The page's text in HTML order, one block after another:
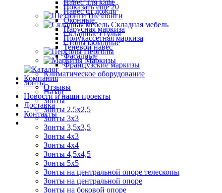
Показать ещё 20
Шезлонги
Складная мебель
Складные стулья
Столы складные
Перголы
Маркизы
Компания
Отзывы
Новости и наши проекты
Доставка
Контакты
Навес для кафе
Навес от дождя
Оконные
Парусная маркиза
Полукассетная маркиза
Теневой навес
Фасадные
Французские маркизы
Климатическое оборудование
Зонты
Назад
Зонты
Зонты 2,5х2,5
Зонты 3х3
Зонты 3,5х3,5
Зонты 4х3
Зонты 4х4
Зонты 4,5х4,5
Зонты 5х5
Зонты на центральной опоре телескопы
Зонты на центральной опоре
Зонты на боковой опоре